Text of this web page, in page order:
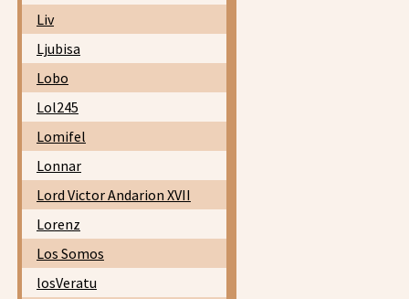
Liv
Ljubisa
Lobo
Lol245
Lomifel
Lonnar
Lord Victor Andarion XVII
Lorenz
Los Somos
losVeratu